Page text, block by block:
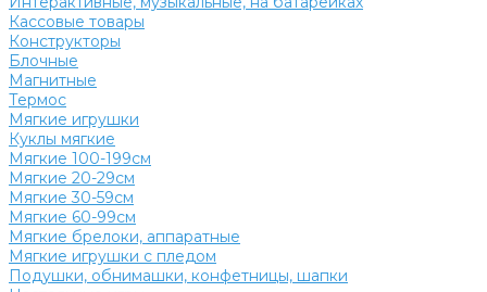
Кассовые товары
Конструкторы
Блочные
Магнитные
Термос
Мягкие игрушки
Куклы мягкие
Мягкие 100-199см
Мягкие 20-29см
Мягкие 30-59см
Мягкие 60-99см
Мягкие брелоки, аппаратные
Мягкие игрушки с пледом
Подушки, обнимашки, конфетницы, шапки